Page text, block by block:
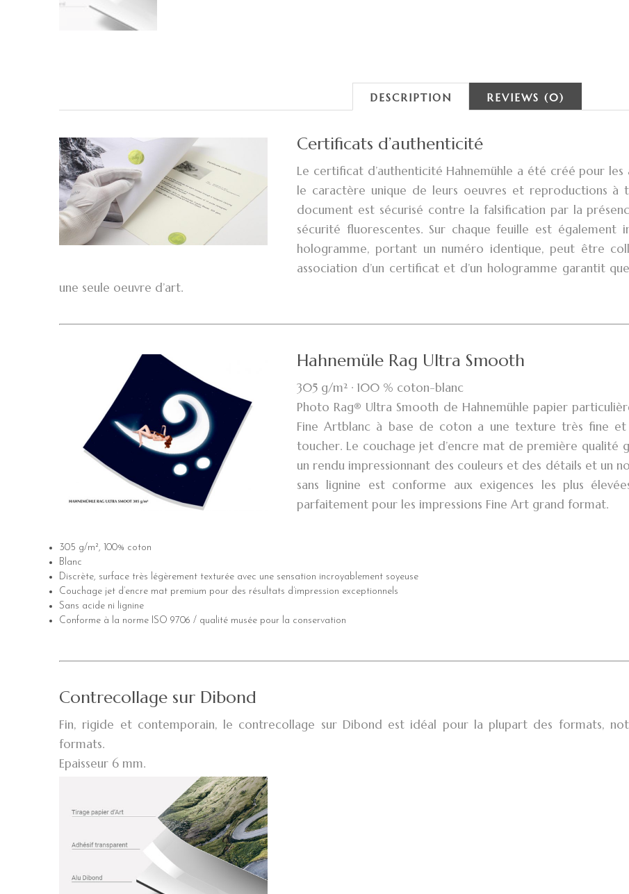
DESCRIPTION REVIEWS (0)
Certificats d’authenticité
Le certificat d’authenticité Hahnemühle a été créé pour
le caractère unique de leurs oeuvres et reproductions à
document est sécurisé contre la falsification par la
sécurité fluorescentes. Sur chaque feuille est également
hologramme, portant un numéro identique, peut être
association d’un certificat et d’un hologramme garantit
une seule oeuvre d’art.
Hahnemüle Rag Ultra Smooth
305 g/m² · 100 % coton-blanc
Photo Rag® Ultra Smooth de Hahnemühle papier
Fine Artblanc à base de coton a une texture très fine
toucher. Le couchage jet d’encre mat de première qualité
un rendu impressionnant des couleurs et des détails et un
sans lignine est conforme aux exigences les plus
parfaitement pour les impressions Fine Art grand format.
305 g/m², 100% coton
Blanc
Discrète, surface très légèrement texturée avec une sensation incroyablement soyeuse
Couchage jet d’encre mat premium pour des résultats d’impression exceptionnels
Sans acide ni lignine
Conforme à la norme ISO 9706 / qualité musée pour la conservation
Contrecollage sur Dibond
Fin, rigide et contemporain, le contrecollage sur Dibond est idéal pour la plupart des formats,
formats.
Epaisseur 6 mm.